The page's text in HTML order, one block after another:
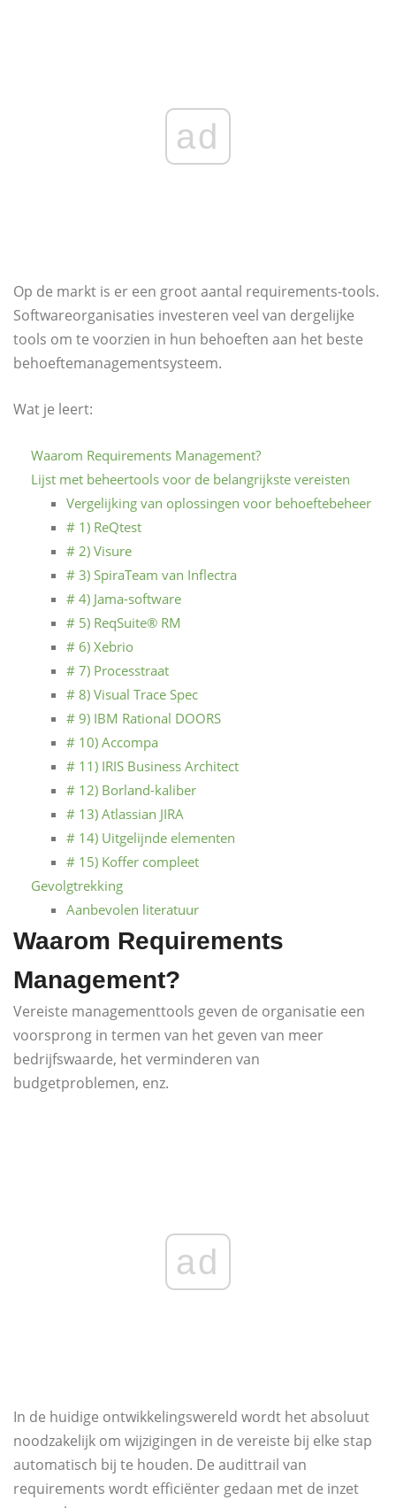
ad
Op de markt is er een groot aantal requirements-tools.
Softwareorganisaties investeren veel van dergelijke
tools om te voorzien in hun behoeften aan het beste
behoeftemanagementsysteem.
Wat je leert:
Waarom Requirements Management?
Lijst met beheertools voor de belangrijkste vereisten
Vergelijking van oplossingen voor behoeftebeheer
# 1) ReQtest
# 2) Visure
# 3) SpiraTeam van Inflectra
# 4) Jama-software
# 5) ReqSuite® RM
# 6) Xebrio
# 7) Processtraat
# 8) Visual Trace Spec
# 9) IBM Rational DOORS
# 10) Accompa
# 11) IRIS Business Architect
# 12) Borland-kaliber
# 13) Atlassian JIRA
# 14) Uitgelijnde elementen
# 15) Koffer compleet
Gevolgtrekking
Aanbevolen literatuur
Waarom Requirements
Management?
Vereiste managementtools geven de organisatie een
voorsprong in termen van het geven van meer
bedrijfswaarde, het verminderen van
budgetproblemen, enz.
ad
In de huidige ontwikkelingswereld wordt het absoluut
noodzakelijk om wijzigingen in de vereiste bij elke stap
automatisch bij te houden. De audittrail van
requirements wordt efficiënter gedaan met de inzet